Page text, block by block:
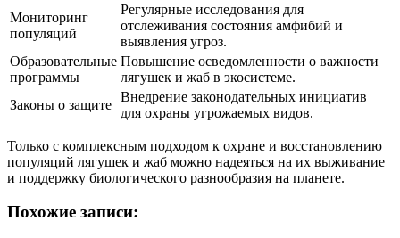
Мониторинг
популяций
Регулярные исследования для
отслеживания состояния амфибий и
выявления угроз.
Образовательные
программы
Повышение осведомленности о важности
лягушек и жаб в экосистеме.
Законы о защите
Внедрение законодательных инициатив
для охраны угрожаемых видов.
Только с комплексным подходом к охране и восстановлению
популяций лягушек и жаб можно надеяться на их выживание
и поддержку биологического разнообразия на планете.
Похожие записи: